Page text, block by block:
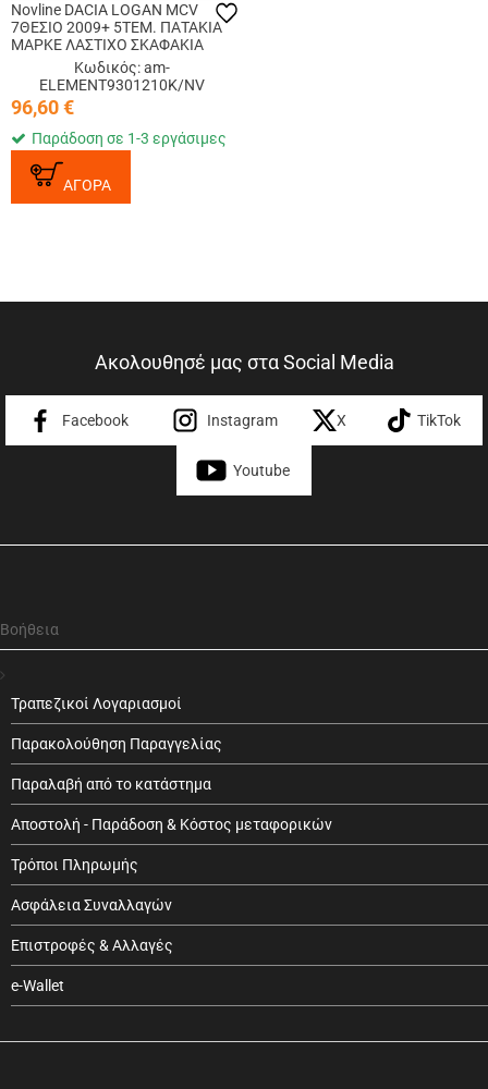
Novline DACIA LOGAN MCV
7ΘΕΣΙΟ 2009+ 5ΤΕΜ. ΠΑΤΑΚΙΑ
ΜΑΡΚΕ ΛΑΣΤΙΧΟ ΣΚΑΦΑΚΙΑ
Κωδικός: am-
ELEMENT9301210K/NV
96,60€
Παράδοση σε 1-3 εργάσιμες
ΑΓΟΡΑ
Ακολουθησέ μας στα Social Media
Facebook Instagram X TikTok
Youtube
Βοήθεια
Τραπεζικοί Λογαριασμοί
Παρακολούθηση Παραγγελίας
Παραλαβή από το κατάστημα
Αποστολή - Παράδοση & Κόστος μεταφορικών
Τρόποι Πληρωμής
Ασφάλεια Συναλλαγών
Επιστροφές & Αλλαγές
e-Wallet